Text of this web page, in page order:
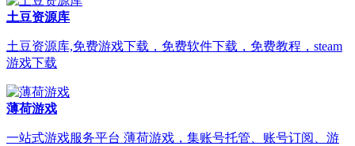
土豆资源库
土豆资源库,免费游戏下载，免费软件下载，免费教程，steam
游戏下载
薄荷游戏
一站式游戏服务平台 薄荷游戏，集账号托管、账号订阅、游